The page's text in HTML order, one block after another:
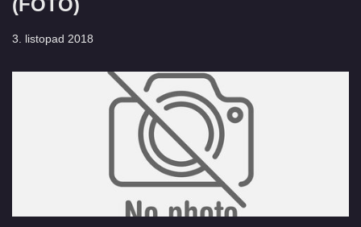
(FOTO)
3. listopad 2018